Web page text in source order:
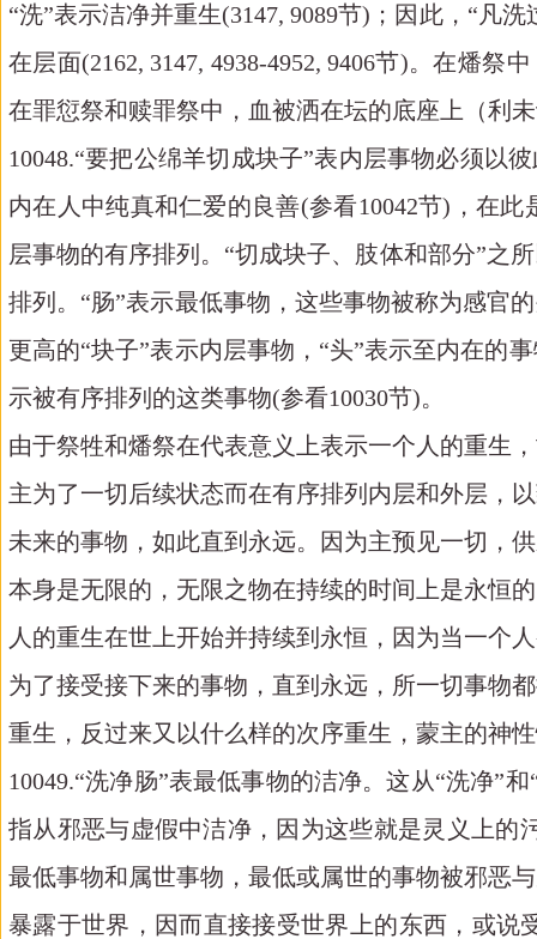
“洗”表示洁净并重生(3147, 9089节)；因此，“凡
在层面(2162, 3147, 4938-4952, 9406节)。在燔
在罪愆祭和赎罪祭中，血被洒在坛的底座上（利未
10048.“要把公绵羊切成块子”表内层事物必须以
内在人中纯真和仁爱的良善(参看10042节)，在
层事物的有序排列。“切成块子、肢体和部分”之
排列。“肠”表示最低事物，这些事物被称为感官
更高的“块子”表示内层事物，“头”表示至内在的
示被有序排列的这类事物(参看10030节)。
由于祭牲和燔祭在代表意义上表示一个人的重生
主为了一切后续状态而在有序排列内层和外层，
未来的事物，如此直到永远。因为主预见一切，
本身是无限的，无限之物在持续的时间上是永恒
人的重生在世上开始并持续到永恒，因为当一个
为了接受接下来的事物，直到永远，所一切事物
重生，反过来又以什么样的次序重生，蒙主的神
10049.“洗净肠”表最低事物的洁净。这从“洗净”
指从邪恶与虚假中洁净，因为这些就是灵义上的
最低事物和属世事物，最低或属世的事物被邪恶
暴露于世界，因而直接接受世界上的东西，或